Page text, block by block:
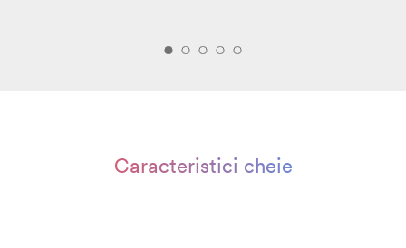
Caracteristici cheie